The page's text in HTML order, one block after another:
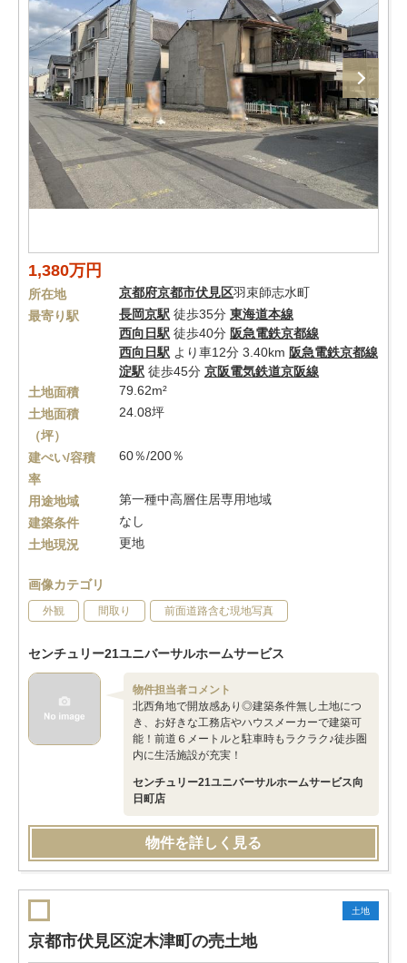
1,380万円
所在地 京都府京都市伏見区羽束師志水町
最寄り駅
長岡京駅 徒歩35分 東海道本線
西向日駅 徒歩40分 阪急電鉄京都線
西向日駅 より車12分 3.40km 阪急電鉄京都線
淀駅 徒歩45分 京阪電気鉄道京阪線
土地面積
79.62m²
土地面積
（坪）
24.08坪
建ぺい/容積
率
60％/200％
用途地域
第一種中高層住居専用地域
建築条件
なし
土地現況
更地
画像カテゴリ
外観 間取り 前面道路含む現地写真
センチュリー21ユニバーサルホームサービス
物件担当者コメント
北西角地で開放感あり◎建築条件無し土地につ
き、お好きな工務店やハウスメーカーで建築可
能！前道６メートルと駐車時もラクラク♪徒歩圏
内に生活施設が充実！
センチュリー21ユニバーサルホームサービス向
日町店
物件を詳しく見る
土地
京都市伏見区淀木津町の売土地